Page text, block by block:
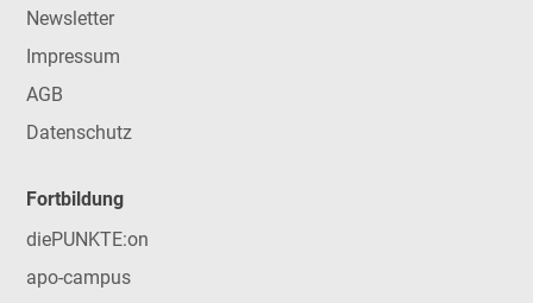
Newsletter
Impressum
AGB
Datenschutz
Fortbildung
diePUNKTE:on
apo-campus